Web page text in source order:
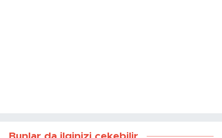
Bunlar da ilginizi çekebilir